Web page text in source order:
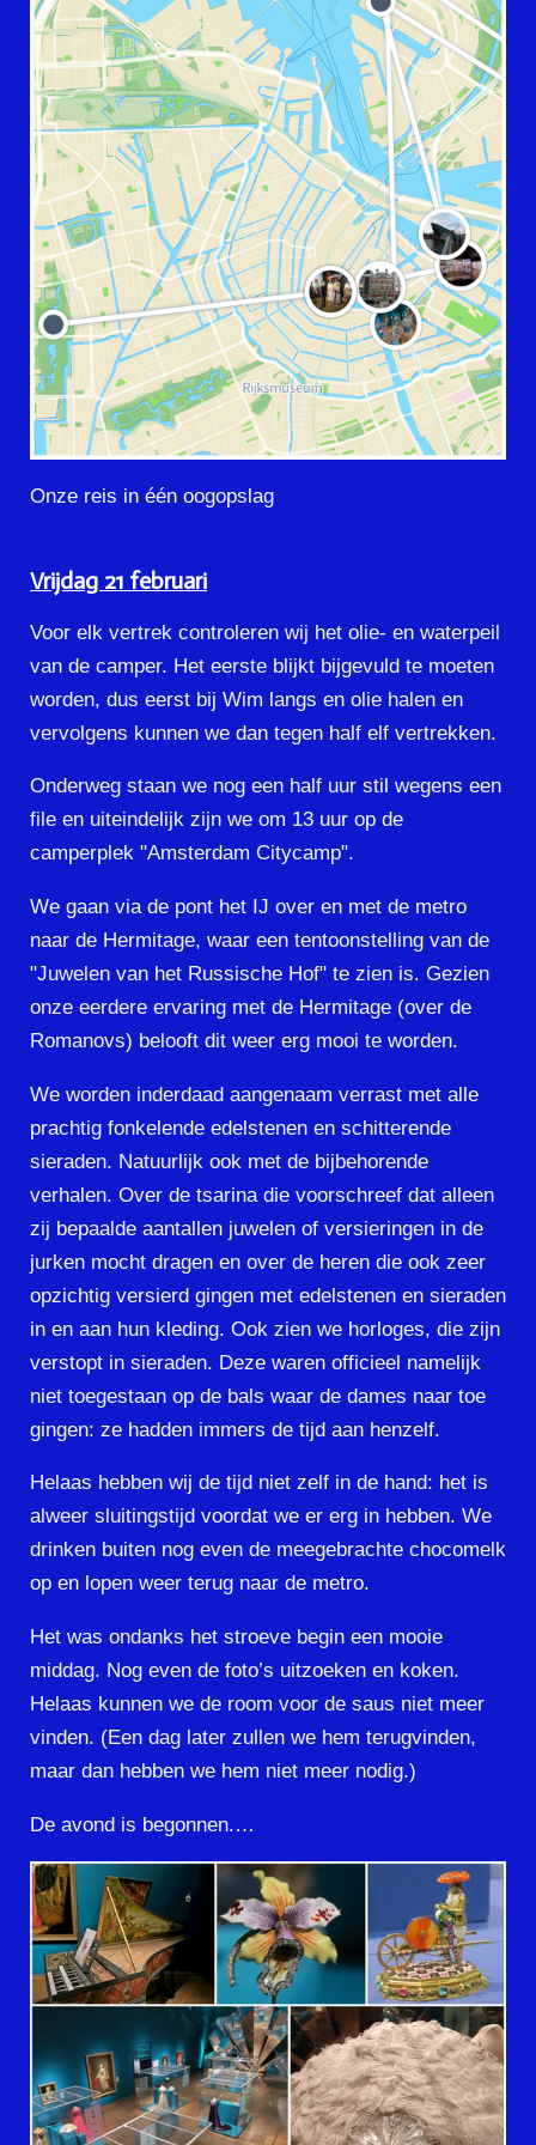
Onze reis in één oogopslag
Vrijdag 21 februari
Voor elk vertrek controleren wij het olie- en waterpeil
van de camper. Het eerste blijkt bijgevuld te moeten
worden, dus eerst bij Wim langs en olie halen en
vervolgens kunnen we dan tegen half elf vertrekken.
Onderweg staan we nog een half uur stil wegens een
file en uiteindelijk zijn we om 13 uur op de
camperplek "Amsterdam Citycamp".
We gaan via de pont het IJ over en met de metro
naar de Hermitage, waar een tentoonstelling van de
"Juwelen van het Russische Hof" te zien is. Gezien
onze eerdere ervaring met de Hermitage (over de
Romanovs) belooft dit weer erg mooi te worden.
We worden inderdaad aangenaam verrast met alle
prachtig fonkelende edelstenen en schitterende
sieraden. Natuurlijk ook met de bijbehorende
verhalen. Over de tsarina die voorschreef dat alleen
zij bepaalde aantallen juwelen of versieringen in de
jurken mocht dragen en over de heren die ook zeer
opzichtig versierd gingen met edelstenen en sieraden
in en aan hun kleding. Ook zien we horloges, die zijn
verstopt in sieraden. Deze waren officieel namelijk
niet toegestaan op de bals waar de dames naar toe
gingen: ze hadden immers de tijd aan henzelf.
Helaas hebben wij de tijd niet zelf in de hand: het is
alweer sluitingstijd voordat we er erg in hebben. We
drinken buiten nog even de meegebrachte chocomelk
op en lopen weer terug naar de metro.
Het was ondanks het stroeve begin een mooie
middag. Nog even de foto’s uitzoeken en koken.
Helaas kunnen we de room voor de saus niet meer
vinden. (Een dag later zullen we hem terugvinden,
maar dan hebben we hem niet meer nodig.)
De avond is begonnen.…